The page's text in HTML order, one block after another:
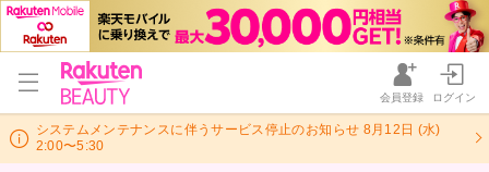
会員登録 ログイン
システムメンテナンスに伴うサービス停止のお知らせ 8月12日 (水)
2:00〜5:30